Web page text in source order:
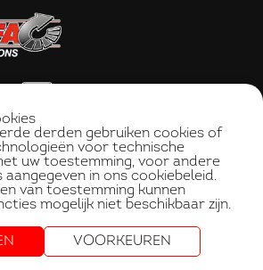
derden gebruiken cookies of
voor technische
uw toestemming, voor andere
aangegeven in ons cookiebeleid.
van toestemming kunnen
mogelijk niet beschikbaar zijn.
VOORKEUREN